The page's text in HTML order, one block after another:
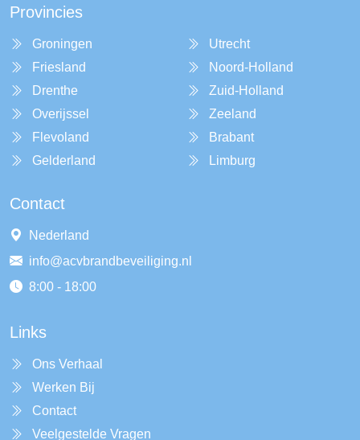
Provincies
Groningen
Friesland
Drenthe
Overijssel
Flevoland
Gelderland
Utrecht
Noord-Holland
Zuid-Holland
Zeeland
Brabant
Limburg
Contact
Nederland
info@acvbrandbeveiliging.nl
8:00 - 18:00
Links
Ons Verhaal
Werken Bij
Contact
Veelgestelde Vragen